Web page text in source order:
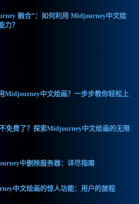
融合”：如何利用 Midjourney中文绘
力？
Midjourney中文绘画？一步步教你轻松上
免费了？探索Midjourney中文绘画的无限
中删除服务器：详尽指南
中文绘画的惊人功能：用户的旅程